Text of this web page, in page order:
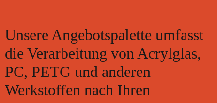
Unsere Angebotspalette umfasst
die Verarbeitung von Acrylglas,
PC, PETG und anderen
Werkstoffen nach Ihren